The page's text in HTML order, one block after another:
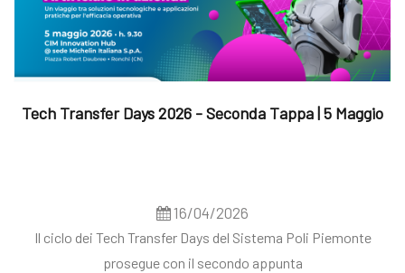
Tech Transfer Days 2026 - Seconda Tappa | 5 Maggio
16/04/2026
Il ciclo dei Tech Transfer Days del Sistema Poli Piemonte
prosegue con il secondo appunta